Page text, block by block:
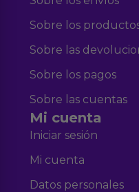
Sobre los
Sobre las
Sobre los pagos
Sobre las cuentas
Mi cuenta
Iniciar sesión
Mi cuenta
Datos personales